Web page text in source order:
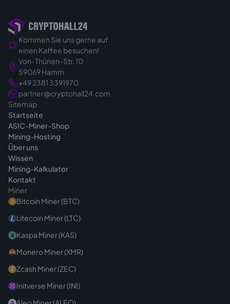
Bestellung.
Sie kaufen also gezielt und verbindlich.
Genau deshalb klären wir vor dem Angebot in
Ruhe das passende Gerät für Ihr Vorhaben -
damit Sie von Anfang an die richtige Wahl
treffen. Bei Fragen vor dem Kauf sind wir
Kommen Sie uns gerne auf
einen Kaffee besuchen!
Von-Thünen-Str. 10
59069 Hamm
+49 2381 3391970
partner@cryptohall24.com
Sitemap
Startseite
ASIC-Miner-Shop
Mining-Hosting
Über uns
Wissen
Mining-Kalkulator
Kontakt
Miner
Bitcoin Miner (BTC)
Litecoin Miner (LTC)
Kaspa Miner (KAS)
Monero Miner (XMR)
Zcash Miner (ZEC)
Initverse Miner (INI)